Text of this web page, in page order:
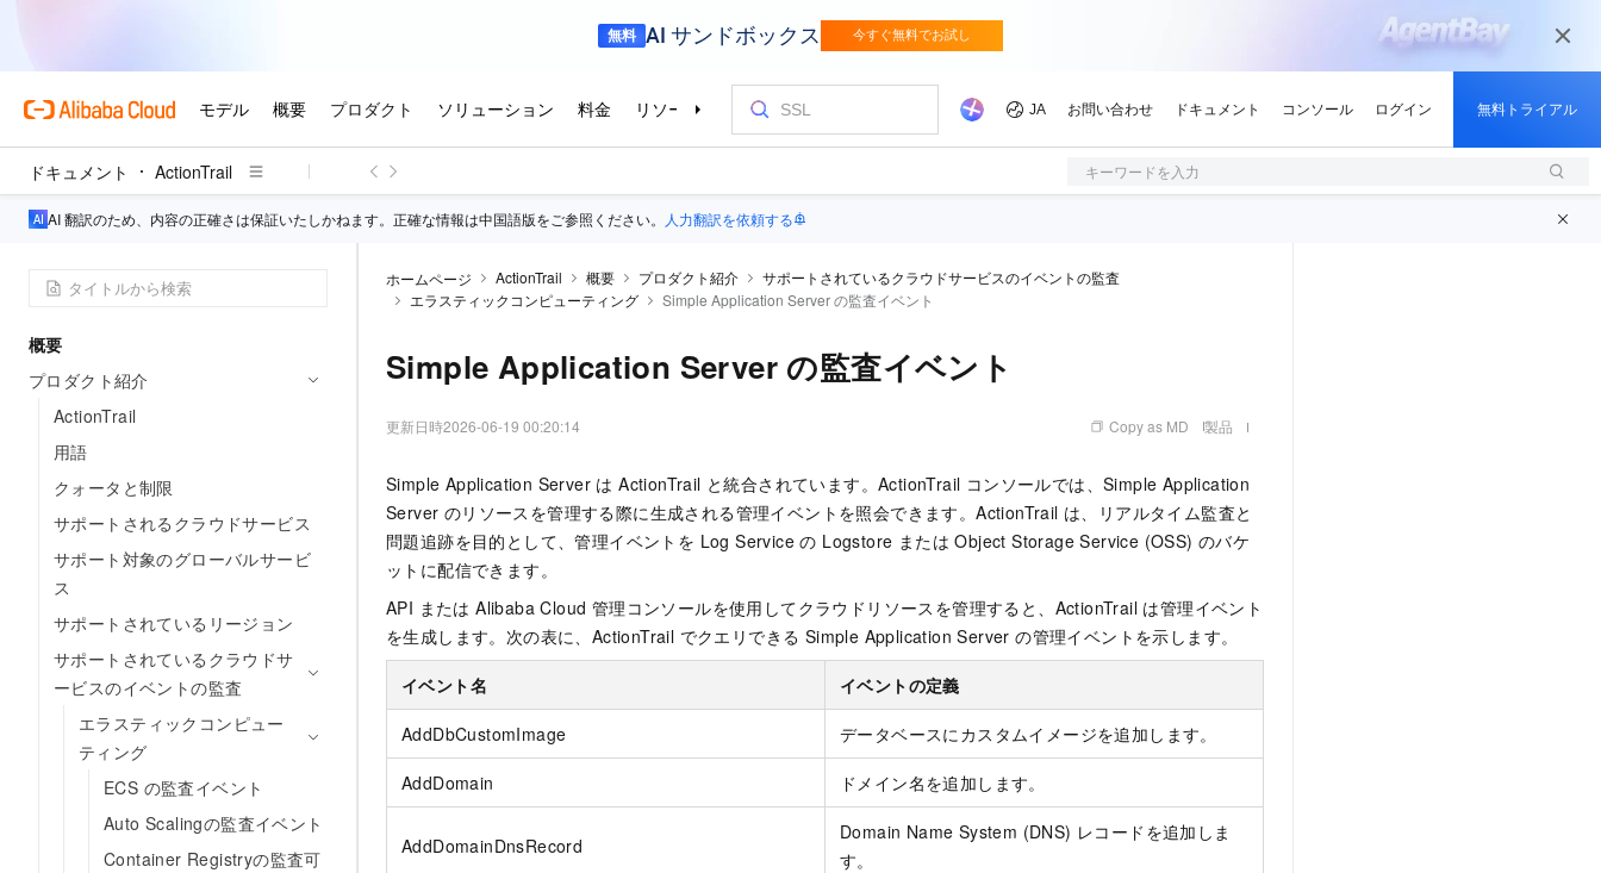
ドキュメント ActionTrail キーワードを入力
AI 翻訳のため、内容の正確さは保証いたしかねます。正確な情報は中国語版をご参照ください。 人力翻訳を依頼する
概要
プロダクト紹介
ActionTrail
用語
クォータと制限
サポートされるクラウドサービス
サポート対象のグローバルサービ
ス
サポートされているリージョン
サポートされているクラウドサ
ービスのイベントの監査
エラスティックコンピュー
ティング
ECS の監査イベント
Auto Scalingの監査イベント
Container Registryの監査可
ホームページ ActionTrail 概要 プロダクト紹介
サポートされているクラウドサービスのイベントの監査
エラスティックコンピューティング
Simple Application Server の監査イベント
Simple Application Server の監査イベント
更新日時2026-06-19 00:20:14 Copy as MD 製品
Simple Application Server は ActionTrail と統合されています。ActionTrail コンソールでは、Simple Application
Server のリソースを管理する際に生成される管理イベントを照会できます。ActionTrail は、リアルタイム監査と
問題追跡を目的として、管理イベントを Log Service の Logstore または Object Storage Service (OSS) のバケ
ットに配信できます。
API または Alibaba Cloud 管理コンソールを使用してクラウドリソースを管理すると、ActionTrail は管理イベント
を生成します。次の表に、ActionTrail でクエリできる Simple Application Server の管理イベントを示します。
イベント名 イベントの定義
AddDbCustomImage データベースにカスタムイメージを追加します。
AddDomain ドメイン名を追加します。
AddDomainDnsRecord
Domain Name System (DNS) レコードを追加しま
す。